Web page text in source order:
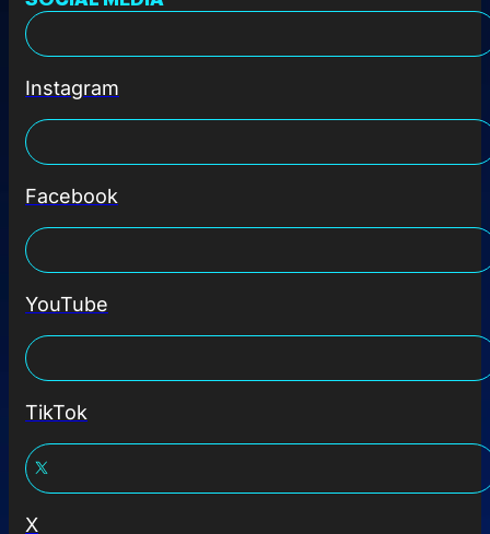
Instagram
Facebook
YouTube
TikTok
X